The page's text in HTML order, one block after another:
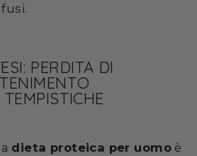
PERDITA DI
dieta proteica per uomoè